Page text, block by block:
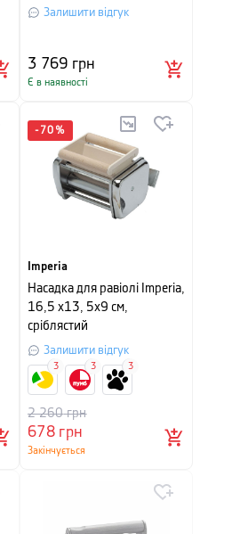
матовий
Залишити відгук
3 769 грн
Є в наявності
- 70 %
Imperia
Насадка для равіолі Imperia,
16,5 х13, 5х9 см,
сріблястий
Залишити відгук
678грн
2 260грн
Закінчується
3 3 3